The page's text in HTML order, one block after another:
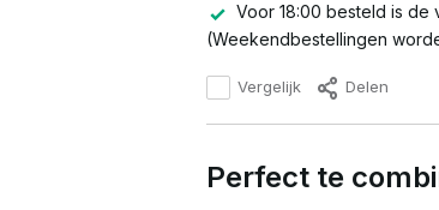
Voor 18:00 besteld is de
(Weekendbestellingen
Vergelijk Delen
Perfect te